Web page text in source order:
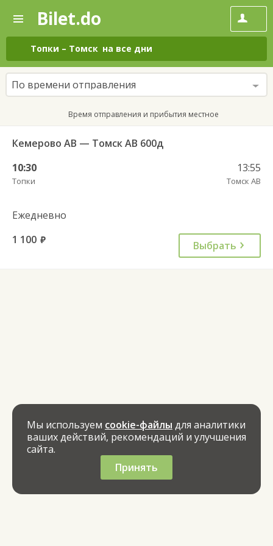
—
Поиск
и
покупка
билетов
на
автобус
онлайн
Bilet.do
Топки – Томск на все дни
По времени отправления
Время отправления и прибытия местное
Кемерово АВ — Томск АВ 600д
10:30
Топки
13:55
Томск АВ
Ежедневно
1 100 руб. Выбрать
Мы используем cookie-файлы для аналитики
ваших действий, рекомендаций и улучшения
сайта.
Принять